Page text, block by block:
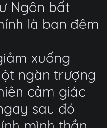
Ngôn bất
là ban đêm
xuống
ngàn trượng
cảm giác
sau đó